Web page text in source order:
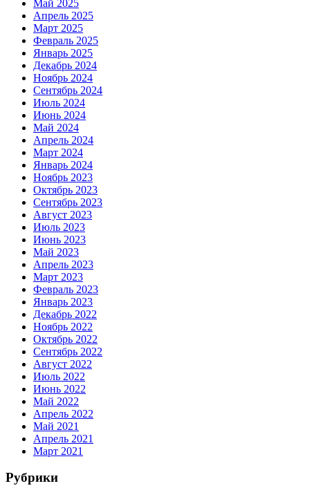
Май 2025
Апрель 2025
Март 2025
Февраль 2025
Январь 2025
Декабрь 2024
Ноябрь 2024
Сентябрь 2024
Июль 2024
Июнь 2024
Май 2024
Апрель 2024
Март 2024
Январь 2024
Ноябрь 2023
Октябрь 2023
Сентябрь 2023
Август 2023
Июль 2023
Июнь 2023
Май 2023
Апрель 2023
Март 2023
Февраль 2023
Январь 2023
Декабрь 2022
Ноябрь 2022
Октябрь 2022
Сентябрь 2022
Август 2022
Июль 2022
Июнь 2022
Май 2022
Апрель 2022
Май 2021
Апрель 2021
Март 2021
Рубрики